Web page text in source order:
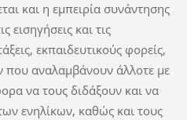
και η εμπειρία συνάντησης
εισηγήσεις και τις
εκπαιδευτικούς φορείς,
που αναλαμβάνουν άλλοτε με
να τους διδάξουν και να
ενηλίκων, καθώς και τους